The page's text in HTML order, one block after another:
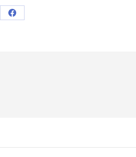
Jaga